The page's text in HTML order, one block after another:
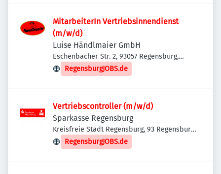
MitarbeiterIn Vertriebsinnendienst
(m/w/d)
Luise Händlmaier GmbH
Eschenbacher Str. 2, 93057 Regensburg,
Deutschland
RegensburgJOBS.de
Vertriebscontroller (m/w/d)
Sparkasse Regensburg
Kreisfreie Stadt Regensburg, 93 Regensburg,
Deutschland
RegensburgJOBS.de